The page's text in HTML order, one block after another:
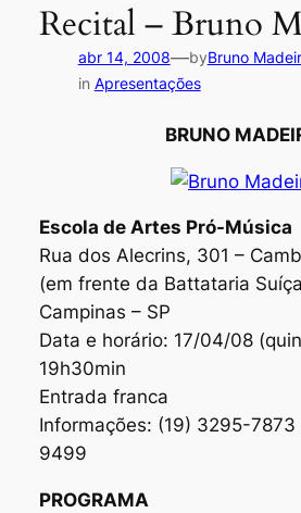
Recital – Bruno
abr 14, 2008—byBruno
in Apresentações
BRUNO
Escola de Artes Pró-Música
Rua dos Alecrins, 301 –
(em frente da Battataria
Campinas – SP
Data e horário: 17/04/08
19h30min
Entrada franca
Informações: (19) 3295-7873
9499
PROGRAMA